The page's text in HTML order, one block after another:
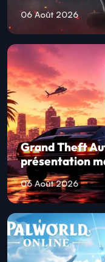
06 Août 2026
Grand Theft
présentation
06 Août 2026